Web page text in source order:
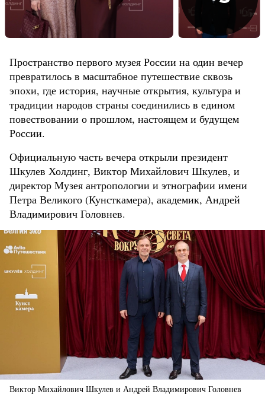
Пространство первого музея России на один вечер
превратилось в масштабное путешествие сквозь
эпохи, где история, научные открытия, культура и
традиции народов страны соединились в едином
повествовании о прошлом, настоящем и будущем
России.
Официальную часть вечера открыли президент
Шкулев Холдинг, Виктор Михайлович Шкулев, и
директор Музея антропологии и этнографии имени
Петра Великого (Кунсткамера), академик, Андрей
Владимирович Головнев.
Виктор Михайлович Шкулев и Андрей Владимирович Головнев